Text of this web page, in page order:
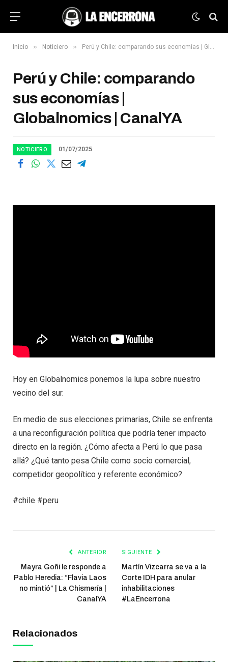
Inicio » Noticiero » Perú y Chile: comparando sus economías | Globalnomics | CanalYA
Perú y Chile: comparando
sus economías |
Globalnomics | CanalYA
NOTICIERO 01/07/2025
Hoy en Globalnomics ponemos la lupa sobre nuestro
vecino del sur.
En medio de sus elecciones primarias, Chile se enfrenta
a una reconfiguración política que podría tener impacto
directo en la región. ¿Cómo afecta a Perú lo que pasa
allá? ¿Qué tanto pesa Chile como socio comercial,
competidor geopolítico y referente económico?
#chile #peru
ANTERIOR
Mayra Goñi le responde a
Pablo Heredia: “Flavia Laos
no mintió” | La Chismería |
CanalYA
SIGUIENTE
Martín Vizcarra se va a la
Corte IDH para anular
inhabilitaciones
#LaEncerrona
Relacionados